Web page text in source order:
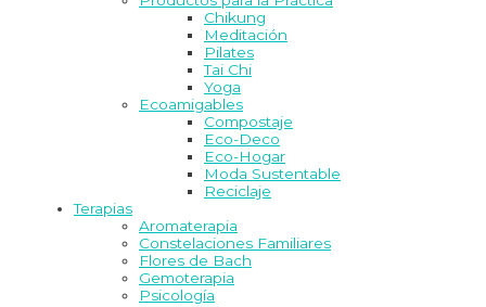
Chikung
Meditación
Pilates
Tai Chi
Yoga
Ecoamigables
Compostaje
Eco-Deco
Eco-Hogar
Moda Sustentable
Reciclaje
Terapias
Aromaterapia
Constelaciones Familiares
Flores de Bach
Gemoterapia
Psicología